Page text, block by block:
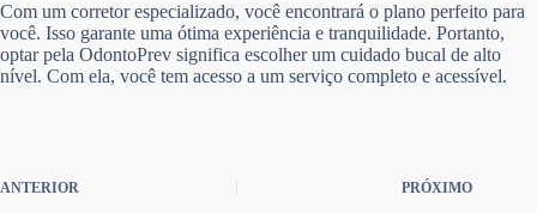
Com um corretor especializado, você encontrará o plano perfeito para
você. Isso garante uma ótima experiência e tranquilidade. Portanto,
optar pela OdontoPrev significa escolher um cuidado bucal de alto
nível. Com ela, você tem acesso a um serviço completo e acessível.
ANTERIOR PRÓXIMO